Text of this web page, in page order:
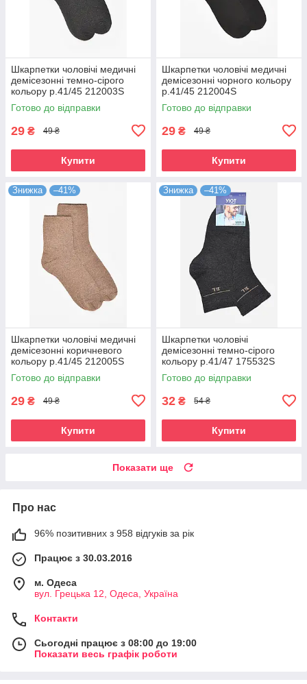
Шкарпетки чоловічі медичні
демісезонні темно-сірого
кольору р.41/45 212003S
Готово до відправки
29 ₴ 49 ₴
Купити
Шкарпетки чоловічі медичні
демісезонні чорного кольору
р.41/45 212004S
Готово до відправки
29 ₴ 49 ₴
Купити
Знижка –41%
Шкарпетки чоловічі медичні
демісезонні коричневого
кольору р.41/45 212005S
Готово до відправки
29 ₴ 49 ₴
Купити
Знижка –41%
Шкарпетки чоловічі
демісезонні темно-сірого
кольору р.41/47 175532S
Готово до відправки
32 ₴ 54 ₴
Купити
Показати ще
Про нас
96% позитивних з 958 відгуків за рік
Працює з 30.03.2016
м. Одеса
вул. Грецька 12, Одеса, Україна
Контакти
Сьогодні працює з 08:00 до 19:00
Показати весь графік роботи